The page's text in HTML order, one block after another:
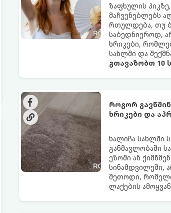
ზაფხულის
მაჩვენებლებს
რთულდება, თუ
საბედნიეროდ,
ხრიკები,
სახლში და
გთავაზობთ 10
როგორ
ხრიკები და
ხალიჩა სახლში
განმავლობაში
ეზოში ან
სინამდვილეში,
მეთოდი,
ლაქების